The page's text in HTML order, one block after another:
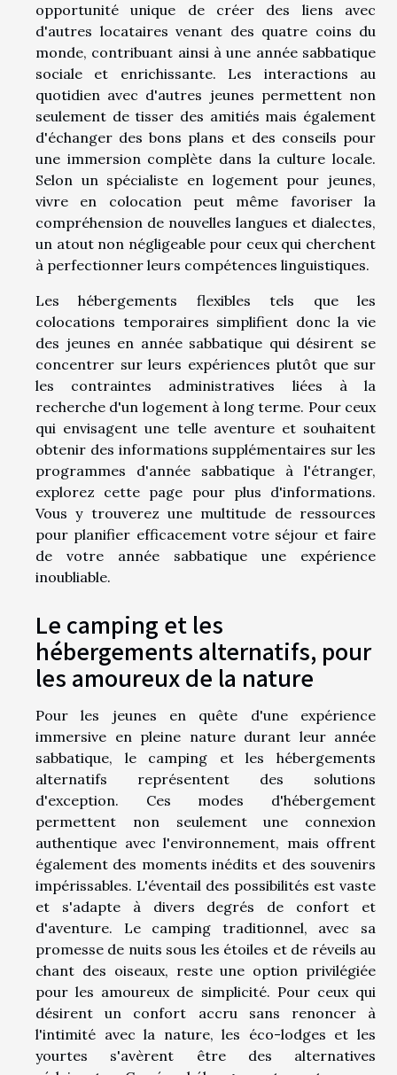
opportunité unique de créer des liens avec
d'autres locataires venant des quatre coins du
monde, contribuant ainsi à une année sabbatique
sociale et enrichissante. Les interactions au
quotidien avec d'autres jeunes permettent non
seulement de tisser des amitiés mais également
d'échanger des bons plans et des conseils pour
une immersion complète dans la culture locale.
Selon un spécialiste en logement pour jeunes,
vivre en colocation peut même favoriser la
compréhension de nouvelles langues et dialectes,
un atout non négligeable pour ceux qui cherchent
à perfectionner leurs compétences linguistiques.
Les hébergements flexibles tels que les
colocations temporaires simplifient donc la vie
des jeunes en année sabbatique qui désirent se
concentrer sur leurs expériences plutôt que sur
les contraintes administratives liées à la
recherche d'un logement à long terme. Pour ceux
qui envisagent une telle aventure et souhaitent
obtenir des informations supplémentaires sur les
programmes d'année sabbatique à l'étranger,
explorez cette page pour plus d'informations.
Vous y trouverez une multitude de ressources
pour planifier efficacement votre séjour et faire
de votre année sabbatique une expérience
inoubliable.
Le camping et les
hébergements alternatifs, pour
les amoureux de la nature
Pour les jeunes en quête d'une expérience
immersive en pleine nature durant leur année
sabbatique, le camping et les hébergements
alternatifs représentent des solutions
d'exception. Ces modes d'hébergement
permettent non seulement une connexion
authentique avec l'environnement, mais offrent
également des moments inédits et des souvenirs
impérissables. L'éventail des possibilités est vaste
et s'adapte à divers degrés de confort et
d'aventure. Le camping traditionnel, avec sa
promesse de nuits sous les étoiles et de réveils au
chant des oiseaux, reste une option privilégiée
pour les amoureux de simplicité. Pour ceux qui
désirent un confort accru sans renoncer à
l'intimité avec la nature, les éco-lodges et les
yourtes s'avèrent être des alternatives